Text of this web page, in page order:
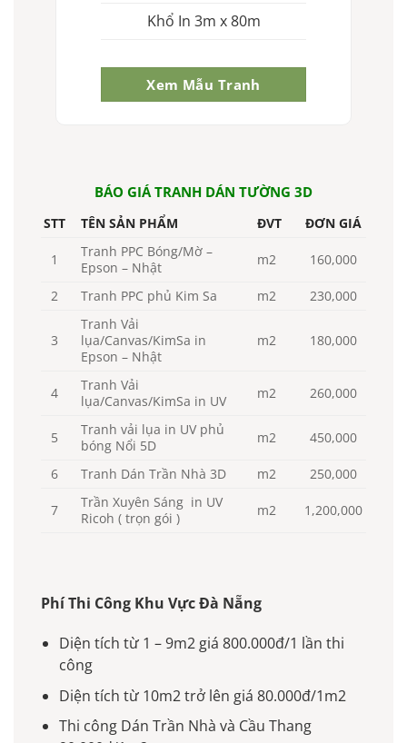
Khổ In 3m x 80m
Xem Mẫu Tranh
BÁO GIÁ TRANH DÁN TƯỜNG 3D
STT TÊN SẢN PHẨM ĐVT ĐƠN GIÁ
1
Tranh PPC Bóng/Mờ –
Epson – Nhật
m2 160,000
2 Tranh PPC phủ Kim Sa m2 230,000
3
Tranh Vải
lụa/Canvas/KimSa in
Epson – Nhật
m2 180,000
4
Tranh Vải
lụa/Canvas/KimSa in UV
m2 260,000
5
Tranh vải lụa in UV phủ
bóng Nổi 5D
m2 450,000
6 Tranh Dán Trần Nhà 3D m2 250,000
7
Trần Xuyên Sáng in UV
Ricoh ( trọn gói )
m2 1,200,000
Phí Thi Công Khu Vực Đà Nẵng
Diện tích từ 1 – 9m2 giá 800.000đ/1 lần thi
công
Diện tích từ 10m2 trở lên giá 80.000đ/1m2
Thi công Dán Trần Nhà và Cầu Thang